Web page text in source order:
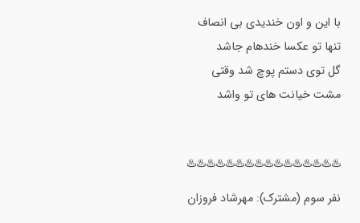
با این و اون خندیدی بی انصاف
تنها تو عکسا خندهام جاشد
گل توی دستم پوچ شد وقتی
مشت خیانت های تو واشد
♨️♨️♨️♨️♨️♨️♨️♨️♨️♨️♨️♨️♨️♨️♨️♨️
نفر سوم (مشترک): مهرشاد فروزان